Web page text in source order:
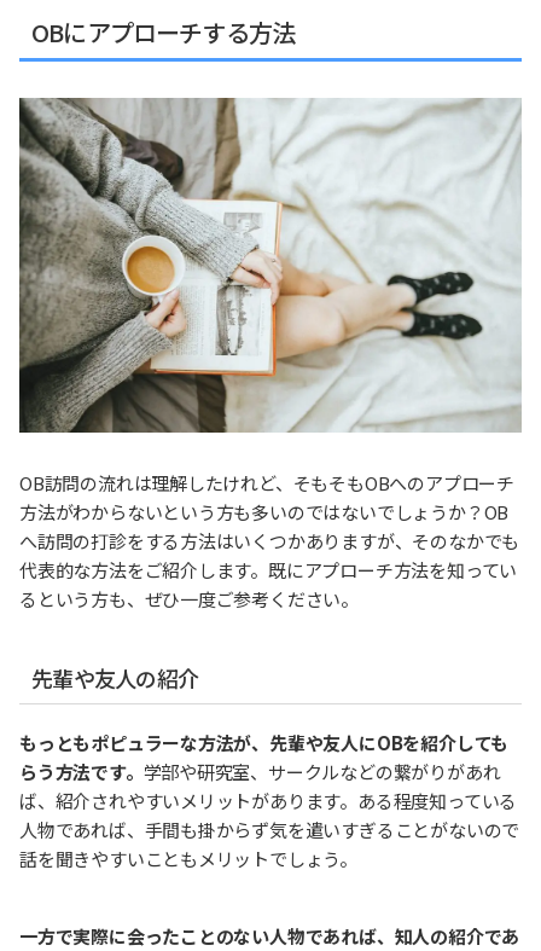
OBにアプローチする方法
OB訪問の流れは理解したけれど、そもそもOBへのアプローチ
方法がわからないという方も多いのではないでしょうか？OB
へ訪問の打診をする方法はいくつかありますが、そのなかでも
代表的な方法をご紹介します。既にアプローチ方法を知ってい
るという方も、ぜひ一度ご参考ください。
先輩や友人の紹介
もっともポピュラーな方法が、先輩や友人にOBを紹介しても
らう方法です。 学部や研究室、サークルなどの繋がりがあれ
ば、紹介されやすいメリットがあります。ある程度知っている
人物であれば、手間も掛からず気を遣いすぎることがないので
話を聞きやすいこともメリットでしょう。
一方で実際に会ったことのない人物であれば、知人の紹介であ